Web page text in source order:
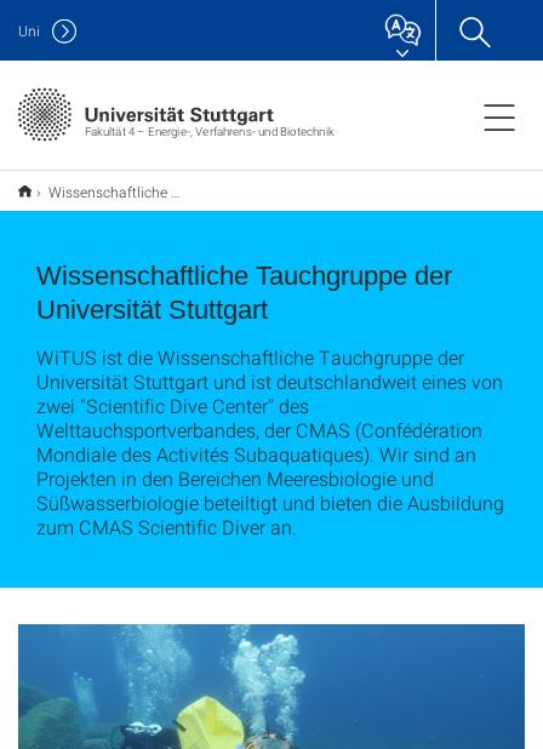
Fakultät 4 – Energie-, Verfahrens- und Biotechnik
Uni
Wissenschaftliche Tauchgruppe
Wissenschaftliche Tauchgruppe der
Universität Stuttgart
WiTUS ist die Wissenschaftliche Tauchgruppe der
Universität Stuttgart und ist deutschlandweit eines von
zwei "Scientific Dive Center" des
Welttauchsportverbandes, der CMAS (Confédération
Mondiale des Activités Subaquatiques). Wir sind an
Projekten in den Bereichen Meeresbiologie und
Süßwasserbiologie beteiltigt und bieten die Ausbildung
zum CMAS Scientific Diver an.